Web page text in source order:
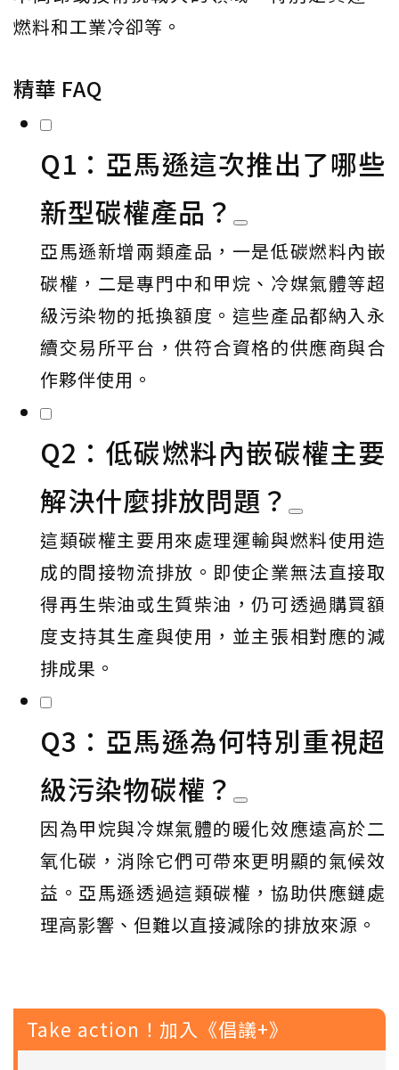
燃料和工業冷卻等。
精華 FAQ
Q1：亞馬遜這次推出了哪些
新型碳權產品？
亞馬遜新增兩類產品，一是低碳燃料內嵌
碳權，二是專門中和甲烷、冷媒氣體等超
級污染物的抵換額度。這些產品都納入永
續交易所平台，供符合資格的供應商與合
作夥伴使用。
Q2：低碳燃料內嵌碳權主要
解決什麼排放問題？
這類碳權主要用來處理運輸與燃料使用造
成的間接物流排放。即使企業無法直接取
得再生柴油或生質柴油，仍可透過購買額
度支持其生產與使用，並主張相對應的減
排成果。
Q3：亞馬遜為何特別重視超
級污染物碳權？
因為甲烷與冷媒氣體的暖化效應遠高於二
氧化碳，消除它們可帶來更明顯的氣候效
益。亞馬遜透過這類碳權，協助供應鏈處
理高影響、但難以直接減除的排放來源。
Take action！加入《倡議+》